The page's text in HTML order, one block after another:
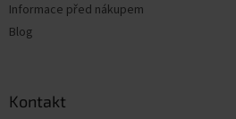
Informace před nákupem
Blog
Kontakt